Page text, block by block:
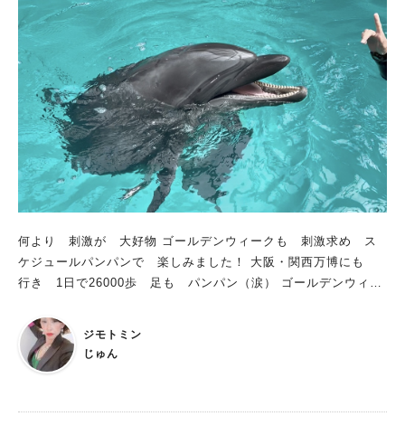
クリア後：特典あり ※各施設の休館日及び営業時間にご注意く
ださい ※謎解きは、「さかい利晶の杜」または「シマノ自転車
博物館」よりスタートとなります この謎解きゲームは、LINE公
式アカウントを使って進めていきます。 そのため、LINEが入っ
たスマートフォンやタブレット端末が必須です。 バッテリー切
れには要注意なので、モバイルバッテリーを持って行くといいか
もしれませんね。 また、参加費は無料ですが、通信料や移動費
用は自己負担です。 シェアサイクルやレンタサイクル、阪堺電
車などを利用して、堺を周遊しながら楽しみましょう。 クリア
すると、クリア特典ノベルティや周辺施設で使えるクーポンがも
説の鍛冶職人が忽然と姿を消したところから物語はスタート。
この街で探偵事務所を営むあなたの元へ、師の失踪に動揺を隠せ
ない弟子の若者が駆け込んできます。 不可解な失踪事件に頭を
名乗る謎の精霊でした。 カジラはあなたに契約を持ち掛け
て…。 伝説の鍛冶職人の失踪事件、謎の「精霊」。 調査を進め
ることで明らかになっていく「人間関係」。 これは、堺の街を
を解き明かそう！ 堺の歴史や文化に触れながら、心躍る謎解き
何より 刺激が 大好物 ゴールデンウィークも 刺激求め ス
ケジュールパンパンで 楽しみました！ 大阪・関西万博にも
行き 1日で26000歩 足も パンパン（涙） ゴールデンウィー
こんな私も 満足できる 刺激＆癒しの施設 2025年3月25日
ジモトミン
じゅん